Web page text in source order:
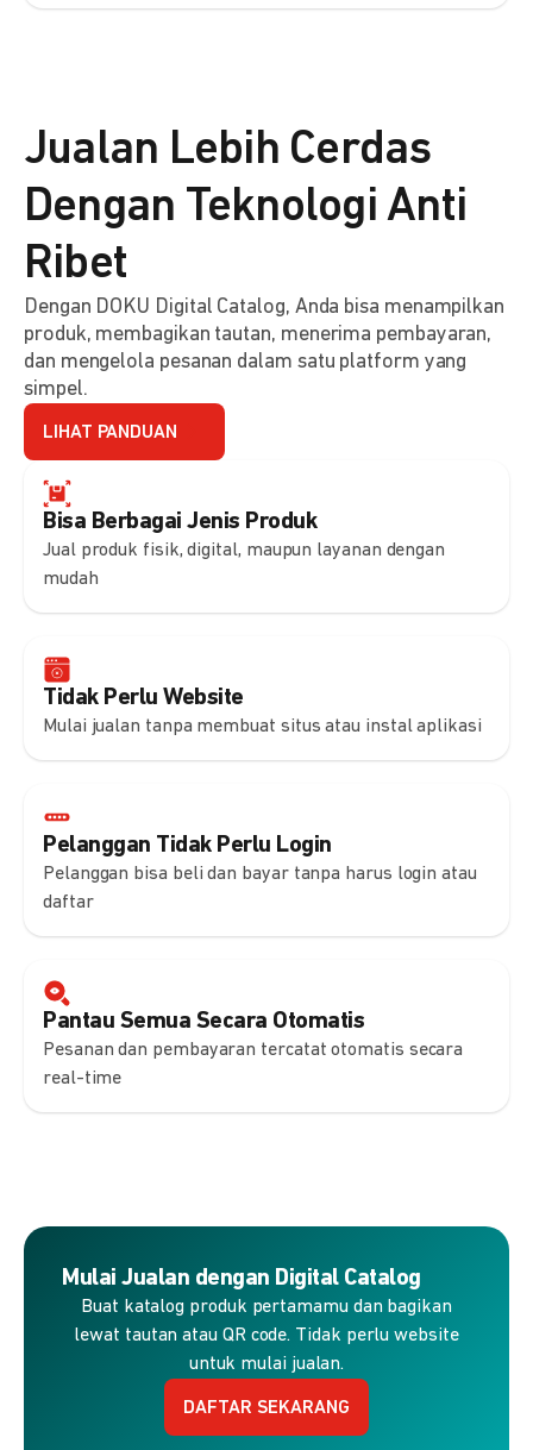
Bisa Berbagai Jenis Produk
Jual produk fisik, digital, maupun layanan dengan
mudah
Tidak Perlu Website
Mulai jualan tanpa membuat situs atau instal aplikasi
Pelanggan Tidak Perlu Login
Pelanggan bisa beli dan bayar tanpa harus login atau
daftar
Pantau Semua Secara Otomatis
Pesanan dan pembayaran tercatat otomatis secara
real-time
Jualan Lebih Cerdas
Dengan Teknologi Anti
Ribet
Dengan DOKU Digital Catalog, Anda bisa menampilkan
produk, membagikan tautan, menerima pembayaran,
dan mengelola pesanan dalam satu platform yang
simpel.
LIHAT PANDUAN
Mulai Jualan dengan Digital Catalog
Buat katalog produk pertamamu dan bagikan
lewat tautan atau QR code. Tidak perlu website
untuk mulai jualan.
DAFTAR SEKARANG